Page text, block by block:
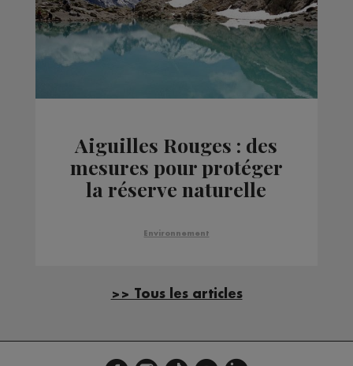
Aiguilles Rouges : des
mesures pour protéger
la réserve naturelle
Environnement
>> Tous les articles